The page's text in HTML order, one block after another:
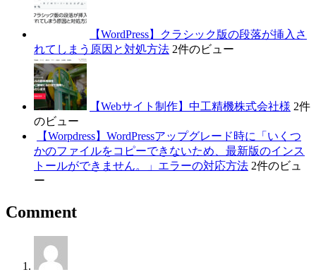
【WordPress】クラシック版の段落が挿入さ
れてしまう原因と対処方法 2件のビュー
【Webサイト制作】中工精機株式会社様 2件
のビュー
【Worpdress】WordPressアップグレード時に「いくつ
かのファイルをコピーできないため、最新版のインス
トールができません。」エラーの対応方法 2件のビュ
ー
Comment